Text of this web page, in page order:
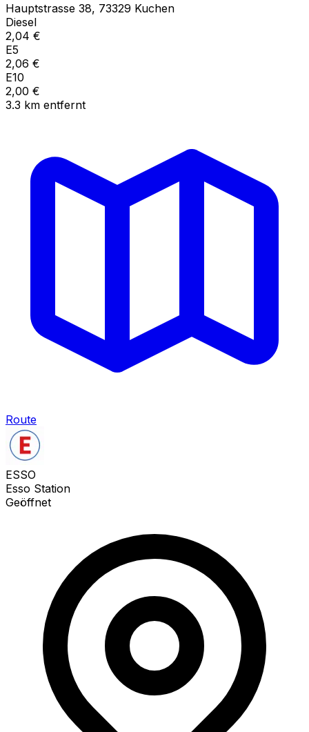
Hauptstrasse 38, 73329 Kuchen
Diesel
2,04 €
E5
2,06 €
E10
2,00 €
3.3 km entfernt
Route
ESSO
Esso Station
Geöffnet